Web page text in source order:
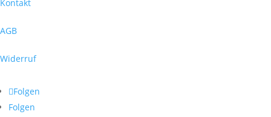
Kontakt
AGB
Widerruf
Folgen
Folgen